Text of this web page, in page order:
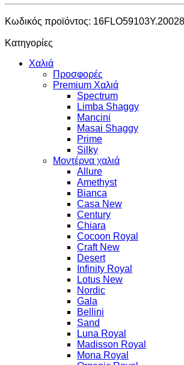
Κωδικός προϊόντος:
Κατηγορίες
Χαλιά
Προσφορές
Premium Χαλιά
Spectrum
Limba Shaggy
Mancini
Masai Shaggy
Prime
Silky
Μοντέρνα χαλιά
Allure
Amethyst
Bianca
Casa New
Century
Chiara
Cocoon Royal
Craft New
Desert
Infinity Royal
Lotus New
Nordic
Gala
Bellini
Sand
Luna Royal
Madisson Royal
Mona Royal